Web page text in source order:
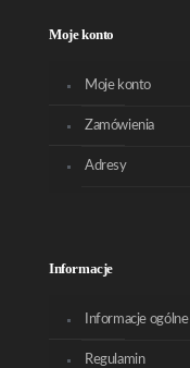
Moje konto
Moje konto
Zamówienia
Adresy
Informacje
Informacje ogólne
Regulamin